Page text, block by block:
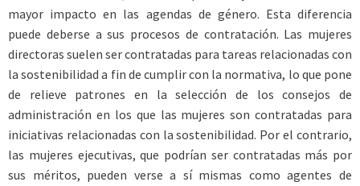
mayor impacto en las agendas de género. Esta diferencia
puede deberse a sus procesos de contratación. Las mujeres
directoras suelen ser contratadas para tareas relacionadas con
la sostenibilidad a fin de cumplir con la normativa, lo que pone
de relieve patrones en la selección de los consejos de
administración en los que las mujeres son contratadas para
iniciativas relacionadas con la sostenibilidad. Por el contrario,
las mujeres ejecutivas, que podrían ser contratadas más por
sus méritos, pueden verse a sí mismas como agentes de